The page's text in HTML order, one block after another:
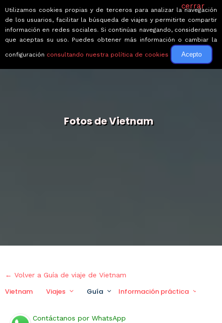
Fotos de Vietnam
← Volver a Guía de viaje de Vietnam
Vietnam Viajes Guía Información práctica
Contáctanos por WhatsApp
cerrar
Utilizamos cookies propias y de terceros para analizar la navegación
de los usuarios, facilitar la búsqueda de viajes y permitirte compartir
información en redes sociales. Si continúas navegando, consideramos
que aceptas su uso. Puedes obtener más información o cambiar la
configuración consultando nuestra política de cookies Acepto